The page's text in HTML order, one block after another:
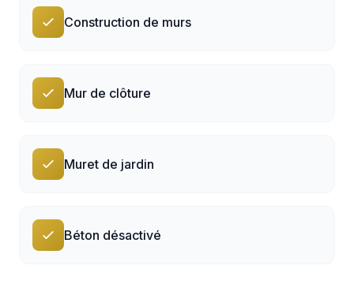
Construction de murs
Mur de clôture
Muret de jardin
Béton désactivé